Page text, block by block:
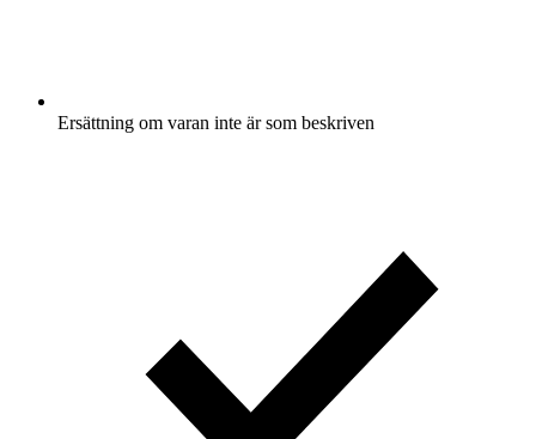
Ersättning om varan inte är som beskriven